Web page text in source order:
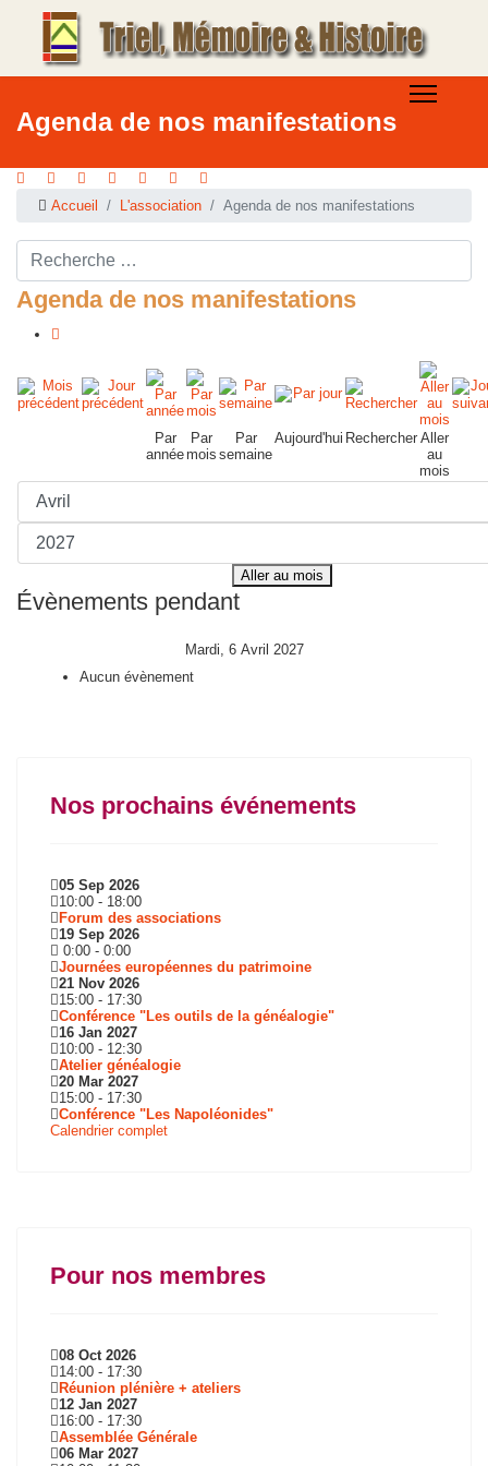
Agenda de nos manifestations
Accueil L'association Agenda de nos manifestations
Rechercher ...
Agenda de nos manifestations
Par
année
Par
mois
Par
semaine
Aujourd'hui Rechercher Aller
au
mois
Aller au mois
Évènements pendant
Mardi, 6 Avril 2027
Aucun évènement
Nos prochains événements
05 Sep 2026
10:00 - 18:00
Forum des associations
19 Sep 2026
0:00 - 0:00
Journées européennes du patrimoine
21 Nov 2026
15:00 - 17:30
Conférence "Les outils de la généalogie"
16 Jan 2027
10:00 - 12:30
Atelier généalogie
20 Mar 2027
15:00 - 17:30
Conférence "Les Napoléonides"
Calendrier complet
Pour nos membres
08 Oct 2026
14:00 - 17:30
Réunion plénière + ateliers
12 Jan 2027
16:00 - 17:30
Assemblée Générale
06 Mar 2027